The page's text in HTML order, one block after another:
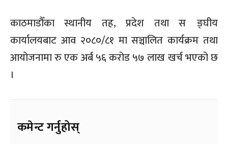
काठमाडौँका स्थानीय तह, प्रदेश तथा स¬ङ्घीय
कार्यालयबाट आव २०८०/८१ मा सञ्चालित कार्यक्रम तथा
आयोजनामा रु एक अर्ब ५६ करोड ५७ लाख खर्च भएको छ
।
कमेन्ट गर्नुहोस्